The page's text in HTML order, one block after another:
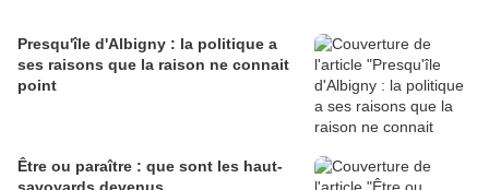
Presqu'île d'Albigny : la politique a
ses raisons que la raison ne connait
point
Être ou paraître : que sont les haut-